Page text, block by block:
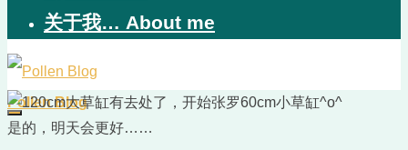
关于我… About me
Pollen Blog
是的，明天会更好……